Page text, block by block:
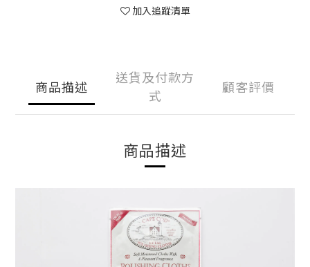
加入追蹤清單
商品描述
送貨及付款方
式
顧客評價
商品描述